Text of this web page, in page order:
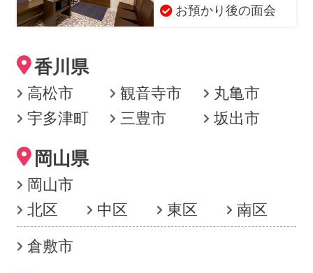
お預かり後の面会
香川県
高松市 観音寺市
丸亀市
宇多津町
三豊市 坂出市
岡山県
岡山市
北区
中区 東区 南区
倉敷市